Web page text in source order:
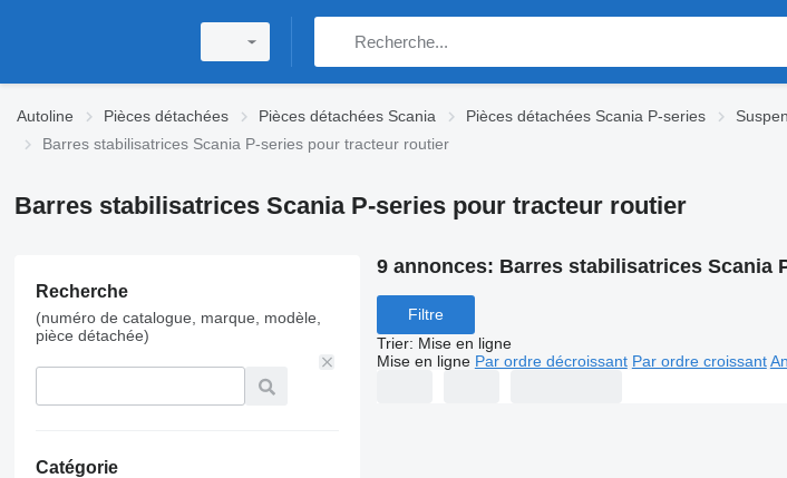
Autoline Pièces détachées Pièces détachées Scania Pièces détachées Scania P-series
Barres stabilisatrices Scania P-series pour tracteur routier
Barres stabilisatrices Scania P-series pour tracteur routier
Recherche
(numéro de catalogue, marque, modèle,
pièce détachée)
Catégorie
9 annonces: Barres stabilisatrices Scania
Filtre
Trier: Mise en ligne
Mise en ligne Par ordre décroissant Par ordre croissant